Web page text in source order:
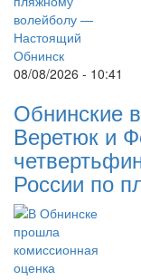
08/08/2026 - 10:41
Обнинские
Веретюк и
России по